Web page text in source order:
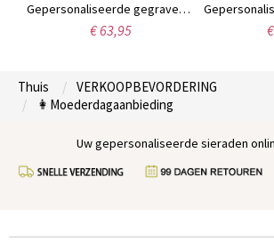
Gepersonaliseerde gegraveerde fotoketting in hartvorm met naam, Moederdag-/verjaardags-/jubileumcadeau voor haar/familie/vrienden
€ 63,95
Thuis
VERKOOPBEVORDERING
👩Moederdagaanbieding
Uw gepersonaliseerde sieraden